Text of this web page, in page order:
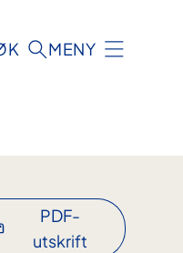
MENY
PDF-
utskrift